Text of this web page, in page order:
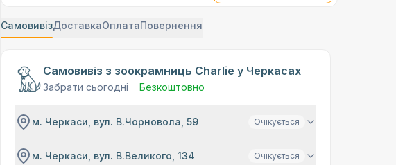
СамовивізДоставкаОплатаПовернення
Самовивіз з зоокрамниць Charlie у Черкасах
Забрати сьогодні Безкоштовно
м. Черкаси, вул. В.Чорновола, 59 Очікується
м. Черкаси, вул. В.Великого, 134 Очікується